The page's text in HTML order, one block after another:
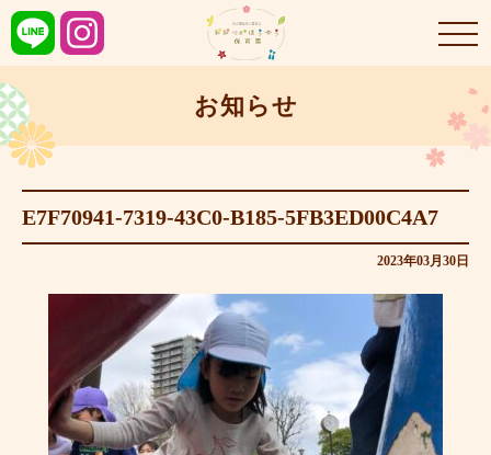
お知らせ
E7F70941-7319-43C0-B185-5FB3ED00C4A7
2023年03月30日